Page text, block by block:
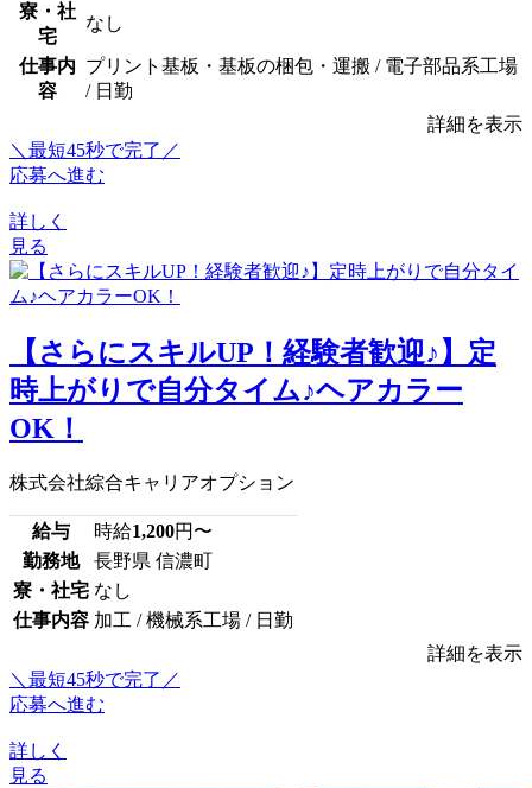
寮・社
宅
なし
仕事内
容
プリント基板・基板の梱包・運搬 / 電子部品系工場
/ 日勤
詳細を表示
＼最短45秒で完了／
応募へ進む
詳しく
見る
【さらにスキルUP！経験者歓迎♪】定
時上がりで自分タイム♪ヘアカラー
OK！
株式会社綜合キャリアオプション
給与 時給1,200円〜
勤務地
長野県 信濃町
寮・社宅 なし
仕事内容 加工 / 機械系工場 / 日勤
詳細を表示
＼最短45秒で完了／
応募へ進む
詳しく
見る